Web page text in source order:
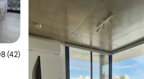
af 5 i gennemsnitlig bedømmelse, 42
(42)